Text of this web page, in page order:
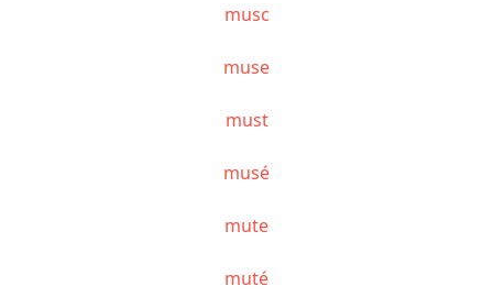
musc
muse
must
musé
mute
muté